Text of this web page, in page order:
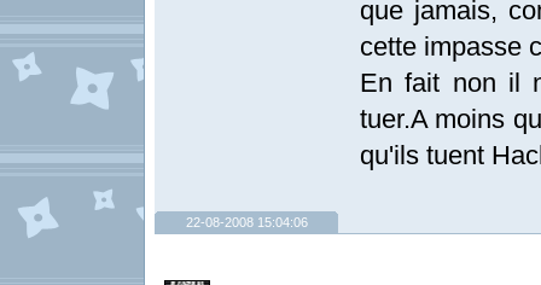
que jamais,
cette impasse
En fait non il
tuer.A moins
qu'ils tuent
22-08-2008 15:04:06